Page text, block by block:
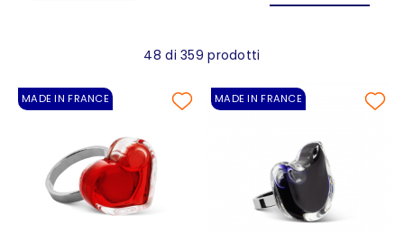
48 di 359 prodotti
MADE IN FRANCE MADE IN FRANCE